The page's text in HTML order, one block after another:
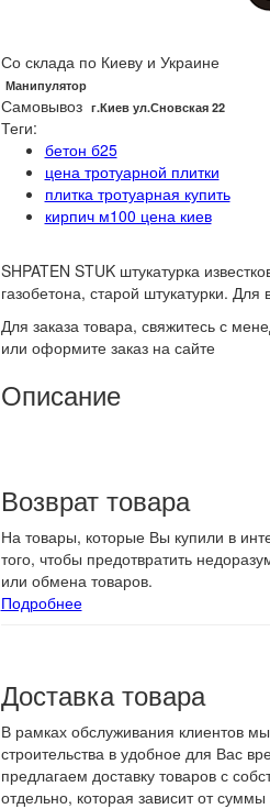
Со склада по Киеву и Украине
Манипулятор
Самовывоз г.Киев ул.Сновская 22
Теги:
бетон б25
цена тротуарной плитки
плитка тротуарная купить
кирпич м100 цена киев
SHPATEN STUK штукатурка
газобетона, старой штукатурки.
Для заказа товара, свяжитесь с
или оформите заказ на сайте
Описание
Возврат товара
На товары, которые Вы купили в
того, чтобы предотвратить
или обмена товаров.
Подробнее
Доставка товара
В рамках обслуживания клиентов
строительства в удобное для Вас
предлагаем доставку товаров с
отдельно, которая зависит от